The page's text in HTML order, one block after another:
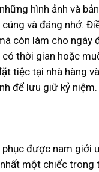
hình ảnh và
và đáng nhớ.
còn làm cho ngày
có thời gian hoặc
tiệc tại nhà hàng
để lưu giữ kỷ niệm.
được nam giới
một chiếc trong